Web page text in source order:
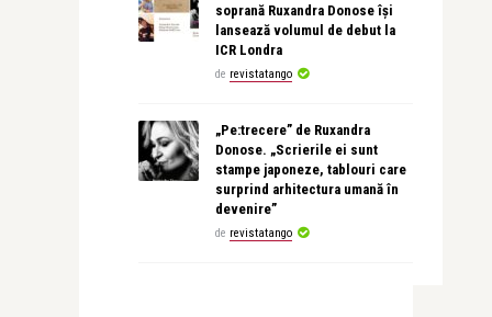
soprană Ruxandra Donose își
lansează volumul de debut la
ICR Londra
de revistatango
„Pe:trecere” de Ruxandra
Donose. „Scrierile ei sunt
stampe japoneze, tablouri care
surprind arhitectura umană în
devenire”
de revistatango